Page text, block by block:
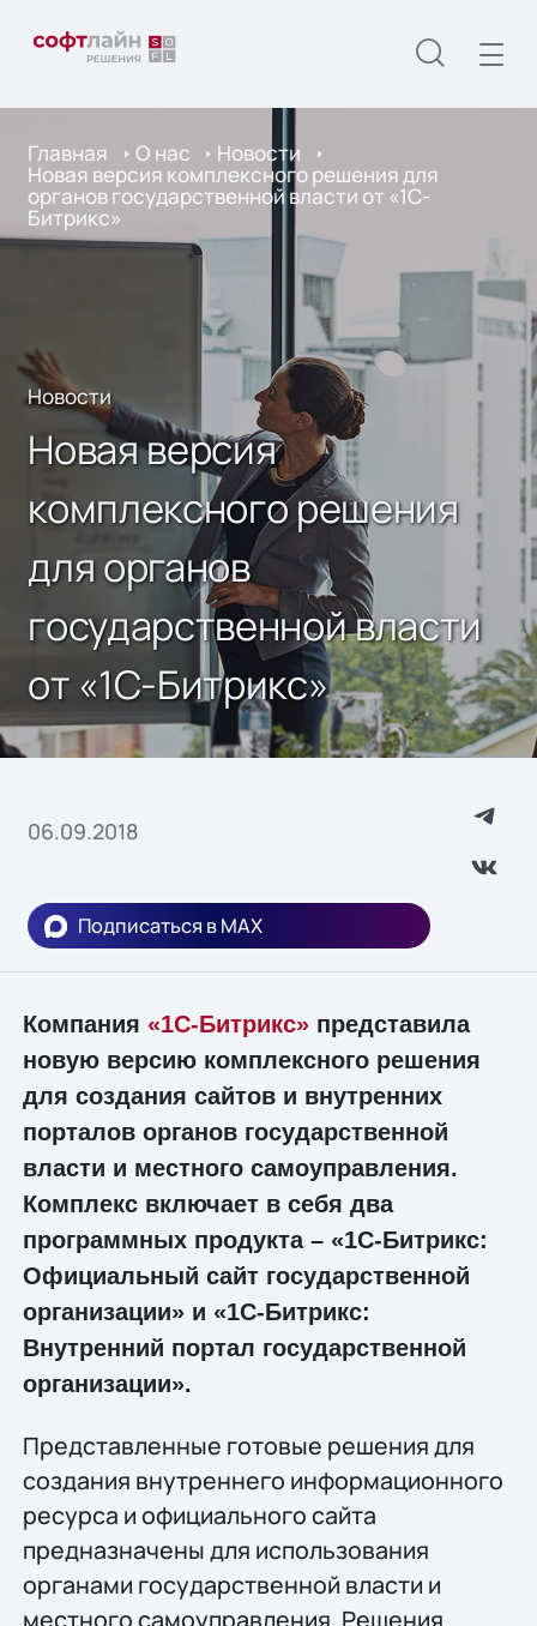
Главная О нас Новости
Новая версия комплексного решения для
органов государственной власти от «1С-
Битрикс»
Новости
Новая версия
комплексного решения
для органов
государственной власти
от «1С-Битрикс»
06.09.2018
Подписаться в MAX
Компания «1С-Битрикс»представила
новую версию комплексного решения
для создания сайтов и внутренних
порталов органов государственной
власти и местного самоуправления.
Комплекс включает в себя два
программных продукта – «1С-Битрикс:
Официальный сайт государственной
организации» и «1С-Битрикс:
Внутренний портал государственной
организации».
Представленные готовые решения для
создания внутреннего информационного
ресурса и официального сайта
предназначены для использования
органами государственной власти и